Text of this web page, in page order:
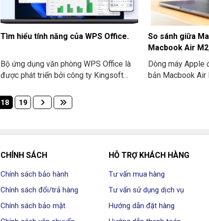
ngành xã hội có cần dùng đến?
Tìm hiểu tính năng của WPS Office.
Bộ ứng dụng văn phòng WPS Office là
được phát triển bởi công ty Kingsoft
dịch vụ mà ứng dụng này cung cấp cho
người sử dụng là bộ công cụ xử lý văn
chiếu tương tự giống như Microsoft
được nhu cầu của người sử dụng. Cả cá
Office miễn phí.
So sánh giữa
Macbook Air
Dòng máy Apple
bản Macbook Air
M2, mua máy
18 19
CHÍNH SÁCH
Chính sách bảo hành
Chính sách đổi/trả hàng
Chính sách bảo mật
HỖ TRỢ KHÁCH HÀNG
Tư vấn mua hàng
Tư vấn sử dụng dịch vụ
Hướng dẫn đặt hàng